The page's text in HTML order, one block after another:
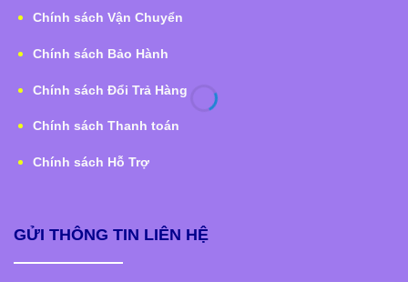
Chính sách Vận Chuyển
Chính sách Bảo Hành
Chính sách Đổi Trả Hàng
Chính sách Thanh toán
Chính sách Hỗ Trợ
GỬI THÔNG TIN LIÊN HỆ